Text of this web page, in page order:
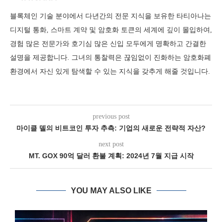
블록체인 기술 분야에서 다년간의 전문 지식을 보유한 타티아나는
디지털 통화, 스마트 계약 및 암호화 토큰의 세계에 깊이 몰입하여,
경험 많은 전문가와 호기심 많은 신입 모두에게 명확하고 간결한
설명을 제공합니다. 그녀의 통찰력은 끊임없이 진화하는 암호화폐
환경에서 자신 있게 탐색할 수 있는 지식을 갖추게 해줄 것입니다.
previous post
마이클 델의 비트코인 투자 추측: 기업의 새로운 전략적 자산?
next post
MT. GOX 90억 달러 환불 계획: 2024년 7월 지급 시작
YOU MAY ALSO LIKE